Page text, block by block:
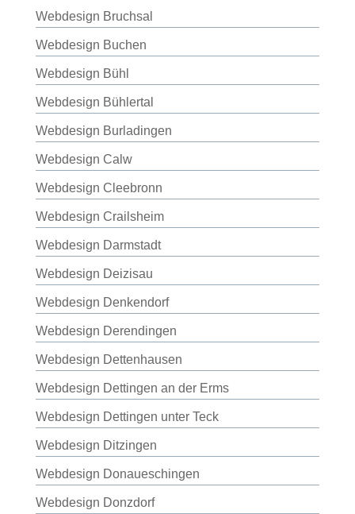
Webdesign Bruchsal
Webdesign Buchen
Webdesign Bühl
Webdesign Bühlertal
Webdesign Burladingen
Webdesign Calw
Webdesign Cleebronn
Webdesign Crailsheim
Webdesign Darmstadt
Webdesign Deizisau
Webdesign Denkendorf
Webdesign Derendingen
Webdesign Dettenhausen
Webdesign Dettingen an der Erms
Webdesign Dettingen unter Teck
Webdesign Ditzingen
Webdesign Donaueschingen
Webdesign Donzdorf